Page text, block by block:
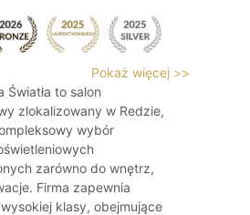
Pokaż więcej >>
Światła to salon
zlokalizowany w Redzie,
wybór
zarówno do wnętrz,
Firma zapewnia
klasy, obejmujące